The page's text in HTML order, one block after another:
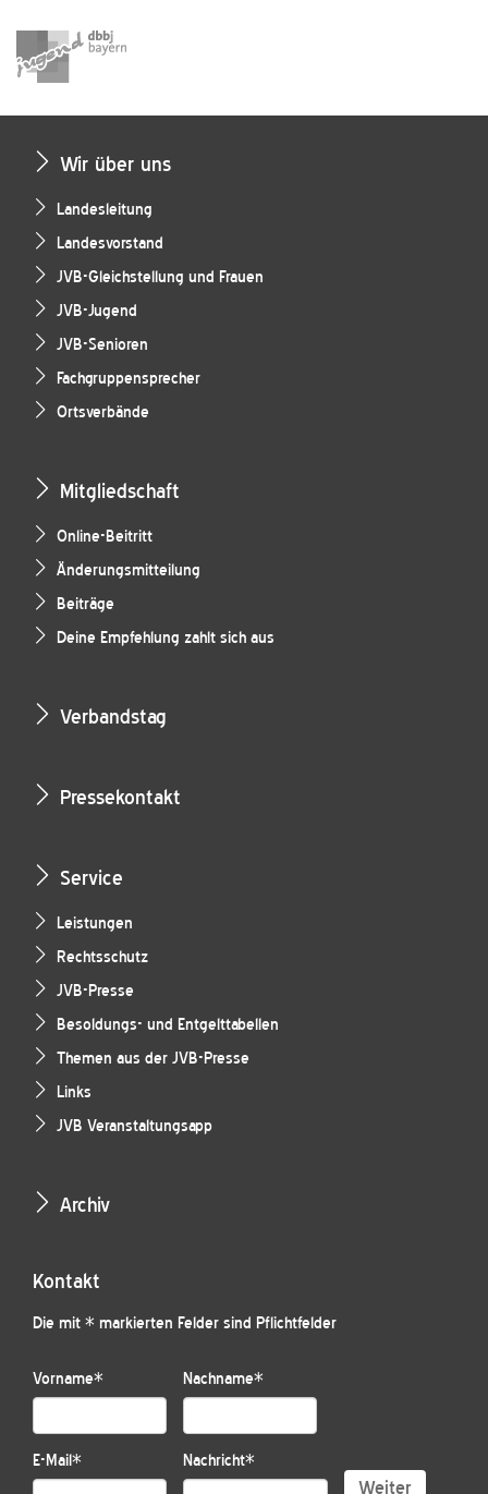
Wir über uns
Landesleitung
Landesvorstand
JVB-Gleichstellung und Frauen
JVB-Jugend
JVB-Senioren
Fachgruppensprecher
Ortsverbände
Mitgliedschaft
Online-Beitritt
Änderungsmitteilung
Beiträge
Deine Empfehlung zahlt sich aus
Verbandstag
Pressekontakt
Service
Leistungen
Rechtsschutz
JVB-Presse
Besoldungs- und Entgelttabellen
Themen aus der JVB-Presse
Links
JVB Veranstaltungsapp
Archiv
Kontakt
Die mit * markierten Felder sind Pflichtfelder
Vorname* Nachname*
E-Mail* Nachricht*
Weiter